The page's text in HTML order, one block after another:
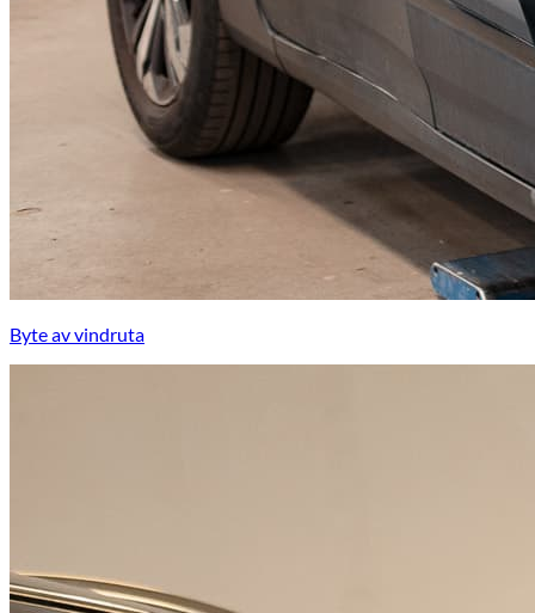
PickupTransportbilPersonbil
Visa alla fordon
Byte av vindruta